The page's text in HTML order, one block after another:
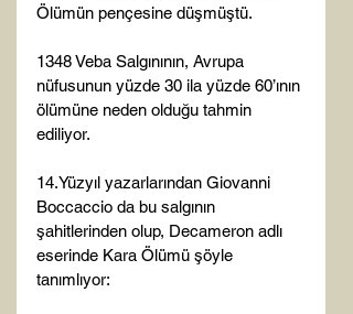
Ölümün pençesine düşmüştü.
1348 Veba Salgınının, Avrupa
nüfusunun yüzde 30 ila yüzde 60’ının
ölümüne neden olduğu tahmin
ediliyor.
14.Yüzyıl yazarlarından Giovanni
Boccaccio da bu salgının
şahitlerinden olup, Decameron adlı
eserinde Kara Ölümü şöyle
tanımlıyor: